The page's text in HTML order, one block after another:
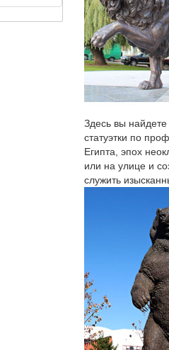
Здесь вы
статуэтки по
Египта, эпох
или на улице и
служить